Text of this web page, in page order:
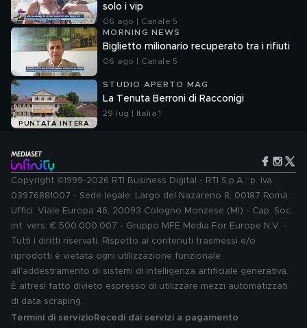
solo i vip
06 ago | Canale 5
MORNING NEWS
Biglietto milionario recuperato tra i rifiuti
06 ago | Canale 5
PUNTATA INTERA
STUDIO APERTO MAG
La Tenuta Berroni di Racconigi
29 lug | Italia 1
Copyright ©1999-2026 RTI Business Digital - RTI S.p.A.: p. iva
03976881007 - Sede legale: Largo del Nazareno 8, 00187 Roma.
Uffici: Viale Europa 46, 20093 Cologno Monzese (MI) - Cap. Soc.
int. vers. € 500.000.007 - Gruppo MFE Media For Europe N.V. -
Tutti i diritti riservati. Rispetto ai contenuti trasmessi e/o
riprodotti è vietata ogni utilizzazione funzionale
all'addestramento di sistemi di intelligenza artificiale generativa.
È altresì fatto divieto espresso di utilizzare mezzi automatizzati
di data scraping.
Termini di servizio Recedi dai servizi a pagamento